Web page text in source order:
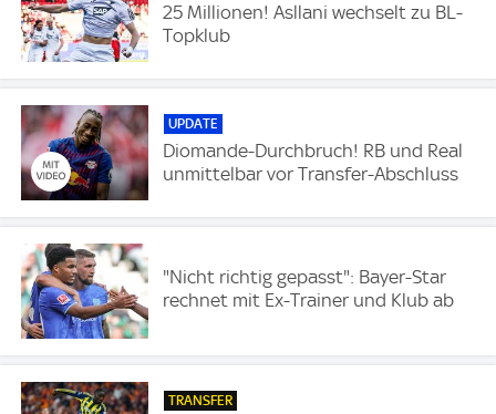
25 Millionen! Asllani wechselt zu BL-
Topklub
UPDATE
Diomande-Durchbruch! RB und Real
unmittelbar vor Transfer-Abschluss
"Nicht richtig gepasst": Bayer-Star
rechnet mit Ex-Trainer und Klub ab
TRANSFER